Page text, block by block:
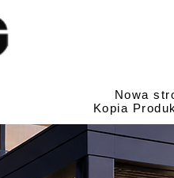
Nowa
Kopia